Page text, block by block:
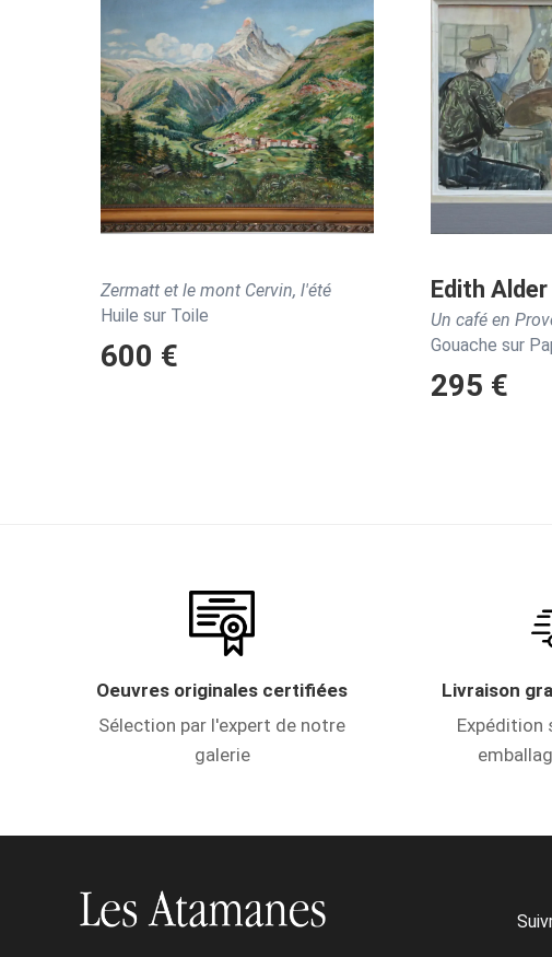
Zermatt et le mont Cervin, l'été
Huile sur Toile
600 €
Edith Alder
Un café en
Gouache sur
295 €
Oeuvres originales certifiées
Sélection par l'expert de notre
galerie
Livraison
Expédition